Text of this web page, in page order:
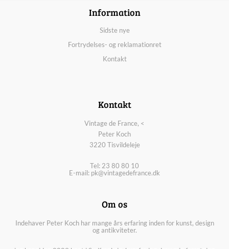
Information
Sidste nye
Fortrydelses- og reklamationret
Kontakt
Kontakt
Vintage de France, <
Peter Koch
3220 Tisvildeleje
Tel: 23 80 80 10
E-mail: pk@vintagedefrance.dk
Om os
Indehaver Peter Koch har mange års erfaring inden for kunst, design
og antikviteter.